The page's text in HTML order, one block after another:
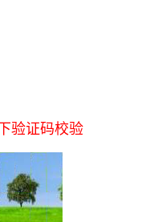
验证码校验